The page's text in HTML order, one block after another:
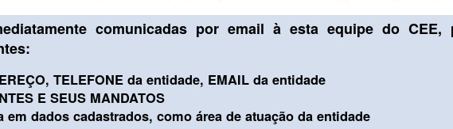
comunicadas por email à esta equipe do CEE,
TELEFONE da entidade, EMAIL da entidade
E SEUS MANDATOS
em dados cadastrados, como área de atuação da entidade